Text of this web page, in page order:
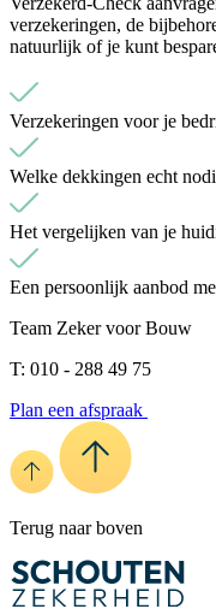
verzekeringen, de
natuurlijk of je kunt
Verzekeringen voor je
Welke dekkingen echt
Het vergelijken van je
Een persoonlijk aanbod
Team Zeker voor Bouw
T: 010 - 288 49 75
Plan een afspraak
Terug naar boven